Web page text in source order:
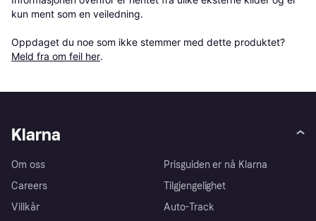
kun ment som en veiledning.
Oppdaget du noe som ikke stemmer med dette produktet?
Meld fra om feil her.
Klarna
Om oss
Careers
Villkår
Prisguiden er nå Klarna
Tilgjengelighet
Auto-Track